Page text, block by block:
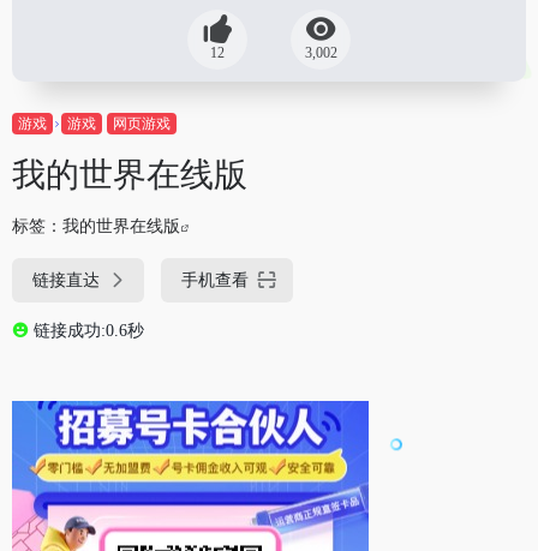
12 3,002
游戏 游戏 网页游戏
我的世界在线版
标签： 我的世界在线版
链接直达 手机查看
链接成功:0.6秒